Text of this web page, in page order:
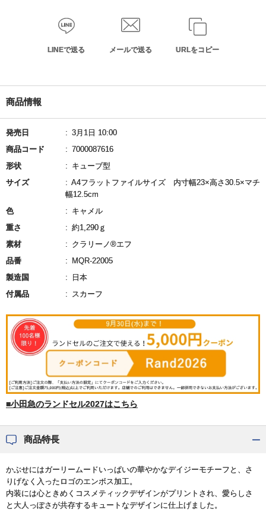
LINEで送る メールで送る URLをコピー
商品情報
発売日
3月1日 10:00
商品コード
7000087616
形状
キューブ型
サイズ
A4フラットファイルサイズ 内寸幅23×高さ30.5×マチ
幅12.5cm
色
キャメル
重さ
約1,290ｇ
素材
クラリーノ®エフ
品番
MQR-22005
製造国
日本
付属品
スカーフ
■小田急のランドセル2027はこちら
商品特長
かぶせにはガーリームードいっぱいの華やかなデイジーモチーフと、さ
りげなく入ったロゴのエンボス加工。
内装には心ときめくコスメティックデザインがプリントされ、愛らしさ
と大人っぽさが共存するキュートなデザインに仕上げました。